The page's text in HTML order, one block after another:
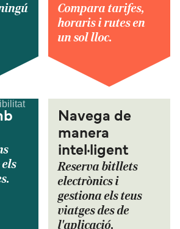
Compara tarifes,
horaris i rutes en
un sol lloc.
Navega de
manera
intel·ligent
Reserva bitllets
electrònics i
gestiona els teus
viatges des de
l'aplicació.